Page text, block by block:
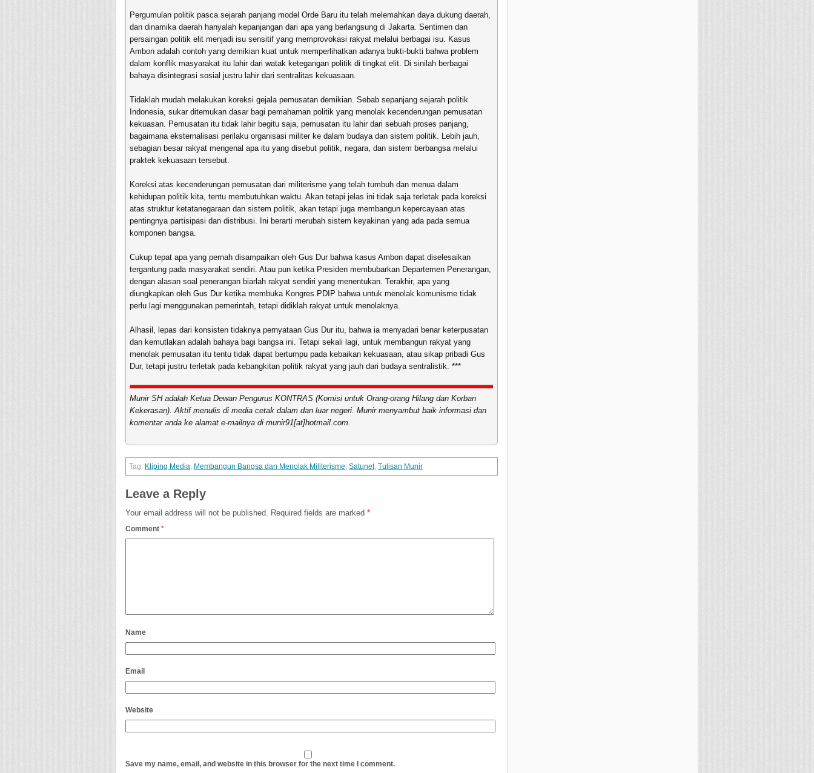
Pergumulan politik pasca sejarah panjang model Orde Baru itu telah melemahkan daya dukung daerah,
dan dinamika daerah hanyalah kepanjangan dari apa yang berlangsung di Jakarta. Sentimen dan
persaingan politik elit menjadi isu sensitif yang memprovokasi rakyat melalui berbagai isu. Kasus
Ambon adalah contoh yang demikian kuat untuk memperlihatkan adanya bukti-bukti bahwa problem
dalam konflik masyarakat itu lahir dari watak ketegangan politik di tingkat elit. Di sinilah berbagai
bahaya disintegrasi sosial justru lahir dari sentralitas kekuasaan.
Tidaklah mudah melakukan koreksi gejala pemusatan demikian. Sebab sepanjang sejarah politik
Indonesia, sukar ditemukan dasar bagi pemahaman politik yang menolak kecenderungan pemusatan
kekuasan. Pemusatan itu tidak lahir begitu saja, pemusatan itu lahir dari sebuah proses panjang,
bagaimana eksternalisasi perilaku organisasi militer ke dalam budaya dan sistem politik. Lebih jauh,
sebagian besar rakyat mengenal apa itu yang disebut politik, negara, dan sistem berbangsa melalui
praktek kekuasaan tersebut.
Koreksi atas kecenderungan pemusatan dari militerisme yang telah tumbuh dan menua dalam
kehidupan politik kita, tentu membutuhkan waktu. Akan tetapi jelas ini tidak saja terletak pada koreksi
atas struktur ketatanegaraan dan sistem politik, akan tetapi juga membangun kepercayaan atas
pentingnya partisipasi dan distribusi. Ini berarti merubah sistem keyakinan yang ada pada semua
komponen bangsa.
Cukup tepat apa yang pernah disampaikan oleh Gus Dur bahwa kasus Ambon dapat diselesaikan
tergantung pada masyarakat sendiri. Atau pun ketika Presiden membubarkan Departemen Penerangan,
dengan alasan soal penerangan biarlah rakyat sendiri yang menentukan. Terakhir, apa yang
diungkapkan oleh Gus Dur ketika membuka Kongres PDIP bahwa untuk menolak komunisme tidak
perlu lagi menggunakan pemerintah, tetapi didiklah rakyat untuk menolaknya.
Alhasil, lepas dari konsisten tidaknya pernyataan Gus Dur itu, bahwa ia menyadari benar keterpusatan
dan kemutlakan adalah bahaya bagi bangsa ini. Tetapi sekali lagi, untuk membangun rakyat yang
menolak pemusatan itu tentu tidak dapat bertumpu pada kebaikan kekuasaan, atau sikap pribadi Gus
Dur, tetapi justru terletak pada kebangkitan politik rakyat yang jauh dari budaya sentralistik. ***
Munir SH adalah Ketua Dewan Pengurus KONTRAS (Komisi untuk Orang-orang Hilang dan Korban
Kekerasan). Aktif menulis di media cetak dalam dan luar negeri. Munir menyambut baik informasi dan
komentar anda ke alamat e-mailnya di munir91[at]hotmail.com.
Kliping Media, Membangun Bangsa dan Menolak Militerisme, Satunet, Tulisan Munir
Leave a Reply
Your email address will not be published. Required fields are marked *
Comment *
Name
Email
Website
Save my name, email, and website in this browser for the next time I comment.